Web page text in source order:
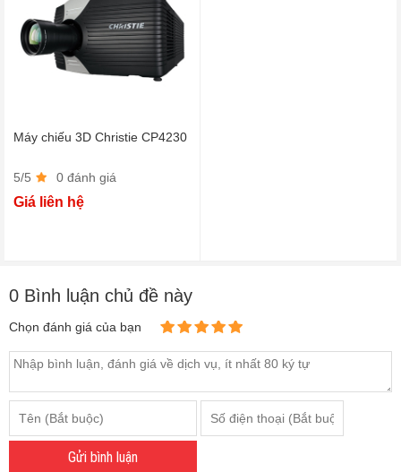
Máy chiếu 3D Christie CP4230
5/5 0 đánh giá
Giá liên hệ
0 Bình luận chủ đề này
Chọn đánh giá của bạn
Gửi bình luận